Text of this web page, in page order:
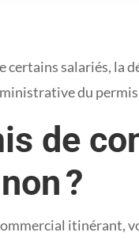
certains salariés,
du permis
de
?
itinérant,